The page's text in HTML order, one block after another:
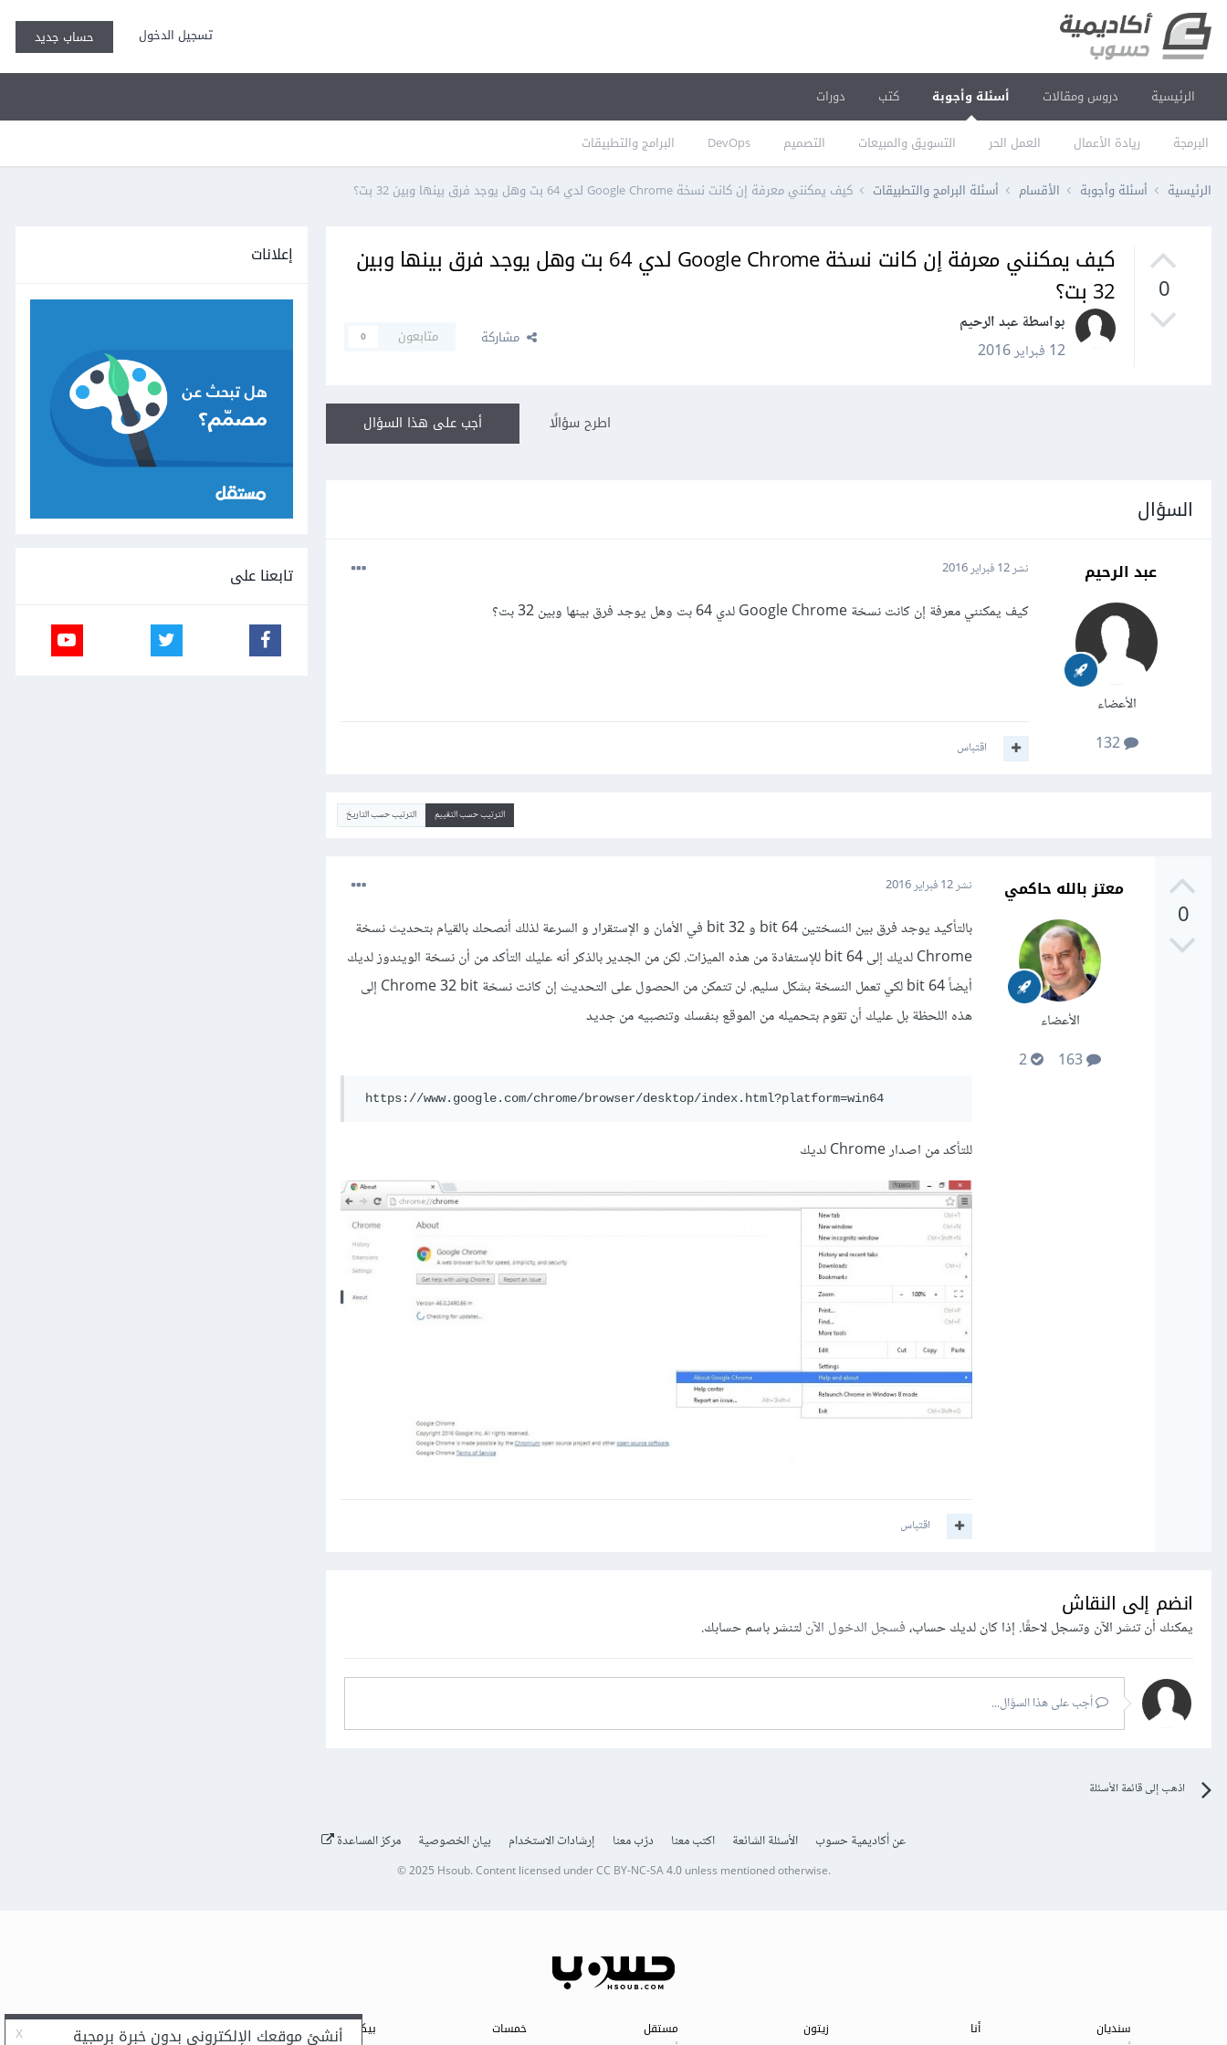
تسجيل الدخول حساب جديد
الرئيسية دروس ومقالات أسئلة وأجوبة
البرمجة ريادة الأعمال العمل الحر التسويق والمبيعات التصميم DevOps البرامج والتطبيقات
كتب دورات
الرئيسية أسئلة وأجوبة الأقسام أسئلة البرامج والتطبيقات كيف يمكنني معرفة إن كانت نسخة Google Chrome لدي 64 بت وهل يوجد فرق بينها وبين 32 بت؟
0
كيف يمكنني معرفة إن كانت نسخة Google Chrome لدي 64 بت وهل يوجد فرق بينها وبين
32 بت؟
بواسطة عبد الرحيم
12 فبراير 2016
مشاركة متابعون 0
أجب على هذا السؤال اطرح سؤالًا
السؤال
عبد الرحيم
الأعضاء
132
نشر12 فبراير 2016
كيف يمكنني معرفة إن كانت نسخة Google Chrome لدي 64 بت وهل يوجد فرق بينها وبين 32 بت؟
اقتباس
الترتيب حسب التقييم الترتيب حسب التاريخ
0
معتز بالله حاكمي
الأعضاء
نشر12 فبراير 2016
بالتأكيد يوجد فرق بين النسختين 64 bit و 32 bit في الأمان و الإستقرار و السرعة لذلك أنصحك بالقيام بتحديث نسخة
Chrome لديك إلى 64 bit للإستفادة من هذه الميزات. لكن من الجدير بالذكر أنه عليك التأكد من أن نسخة الويندوز لديك
أيضاً 64 bit لكي تعمل النسخة بشكل سليم. لن تتمكن من الحصول على التحديث إن كانت نسخة Chrome 32 bit إلى
هذه اللحظة بل عليك أن تقوم بتحميله من الموقع بنفسك وتنصبيه من جديد
https://www.google.com/chrome/browser/desktop/index.html?platform=win64
للتأكد من اصدار Chrome لديك
اقتباس
انضم إلى النقاش
يمكنك أن تنشر الآن وتسجل لاحقًا. إذا كان لديك حساب،فسجل الدخول الآنلتنشر باسم حسابك.
أجب على هذا السؤال...
اذهب إلى قائمة الأسئلة
إعلانات
تابعنا على
عن أكاديمية حسوب الأسئلة الشائعة اكتب معنا درّب معنا إرشادات الاستخدام بيان الخصوصية مركز المساعدة
© 2025 Hsoub.Content licensed underCC BY-NC-SA 4.0unless mentioned otherwise.